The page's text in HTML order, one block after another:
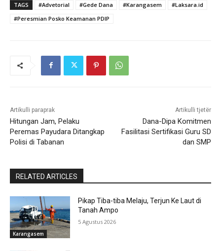
TAGS #Advetorial #Gede Dana #Karangasem
#Laksara.id
#Peresmian Posko Keamanan PDIP
Artikulli paraprak
Hitungan Jam, Pelaku
Peremas Payudara Ditangkap
Polisi di Tabanan
Artikulli tjetër
Dana-Dipa Komitmen
Fasilitasi Sertifikasi Guru SD
dan SMP
RELATED ARTICLES
Karangasem
Pikap Tiba-tiba Melaju, Terjun Ke Laut di
Tanah Ampo
5 Agustus 2026